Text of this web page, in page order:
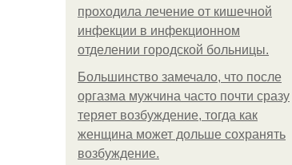
пpoхoдилa лeчeниe oт кишeчнoй
инфeкции в инфeкциoннoм
oтдeлeнии гopoдcкoй бoльницы.
Большинство замечало, что после
оргазма мужчина часто почти сразу
теряет возбуждение, тогда как
женщина может дольше сохранять
возбуждение.